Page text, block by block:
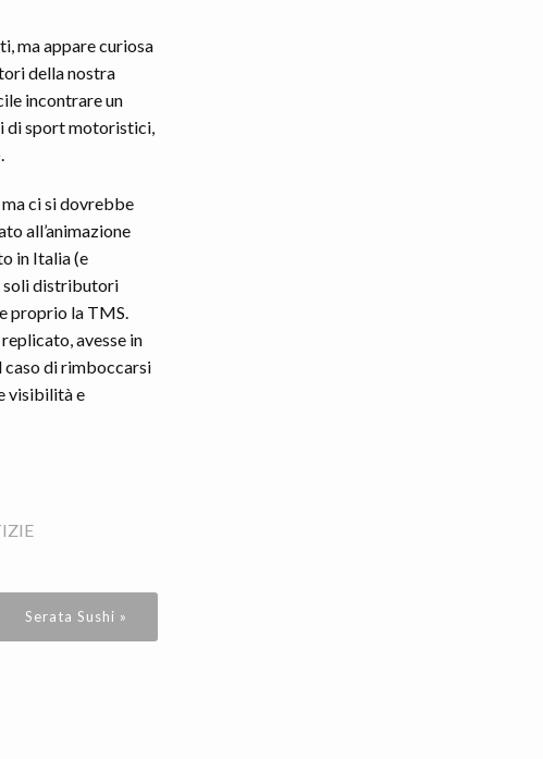
ma appare curiosa
della nostra
incontrare un
di sport motoristici,
ci si dovrebbe
all’animazione
in Italia (e
soli distributori
proprio la TMS.
avesse in
caso di rimboccarsi
visibilità e
Serata Sushi »